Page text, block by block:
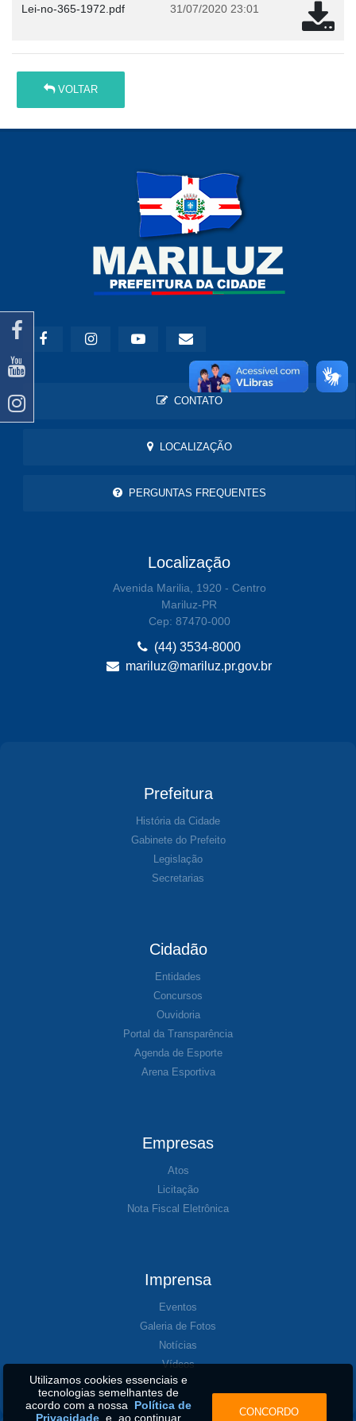
Lei-no-365-1972.pdf 31/07/2020 23:01
VOLTAR
CONTATO
LOCALIZAÇÃO
PERGUNTAS FREQUENTES
Localização
Avenida Marilia, 1920 - Centro
Mariluz-PR
Cep: 87470-000
(44) 3534-8000
mariluz@mariluz.pr.gov.br
Prefeitura
História da Cidade
Gabinete do Prefeito
Legislação
Secretarias
Cidadão
Entidades
Concursos
Ouvidoria
Portal da Transparência
Agenda de Esporte
Arena Esportiva
Empresas
Atos
Licitação
Nota Fiscal Eletrônica
Imprensa
Eventos
Galeria de Fotos
Notícias
Vídeos
Utilizamos cookies essenciais e
tecnologias semelhantes de
acordo com a nossa Política de
Privacidadee, ao continuar CONCORDO